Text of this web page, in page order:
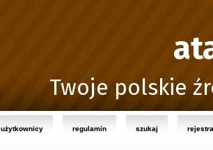
Twoje polskie
użytkownicy regulamin szukaj